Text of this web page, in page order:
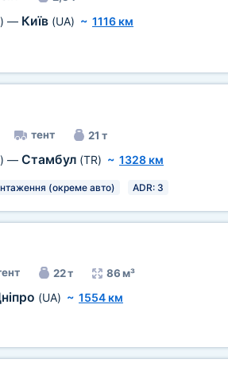
— Київ (UA) ~ 1116 км
тент 21 т
— Стамбул (TR) ~ 1328 км
(окреме авто) ADR: 3
22 т 86 м³
(UA) ~ 1554 км